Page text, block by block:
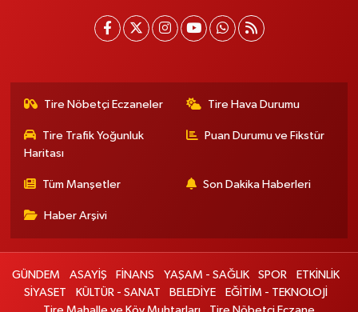
Tire Nöbetçi Eczaneler Tire Hava Durumu
Tire Trafik Yoğunluk
Haritası
Puan Durumu ve Fikstür
Tüm Manşetler Son Dakika Haberleri
Haber Arşivi
GÜNDEM ASAYİŞ FİNANS YAŞAM - SAĞLIK SPOR
ETKİNLİK
SİYASET
KÜLTÜR - SANAT BELEDİYE
EĞİTİM - TEKNOLOJİ